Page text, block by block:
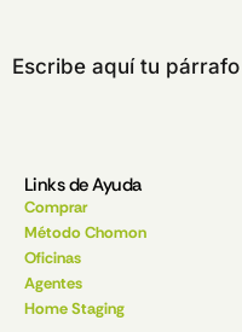
Escribe aquí tu párrafo
Links de Ayuda
Comprar
Método Chomon
Oficinas
Agentes
Home Staging